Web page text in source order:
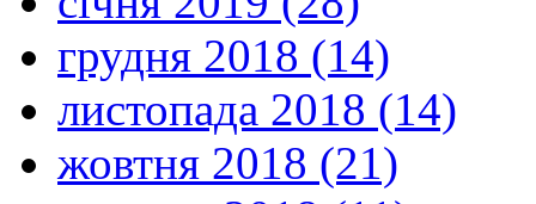
грудня 2018 (14)
листопада 2018 (14)
жовтня 2018 (21)